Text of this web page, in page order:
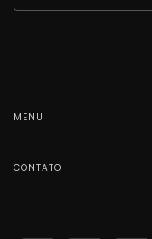
MENU
CONTATO